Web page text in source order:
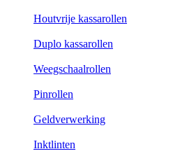
Houtvrije kassarollen
Duplo kassarollen
Weegschaalrollen
Pinrollen
Geldverwerking
Inktlinten